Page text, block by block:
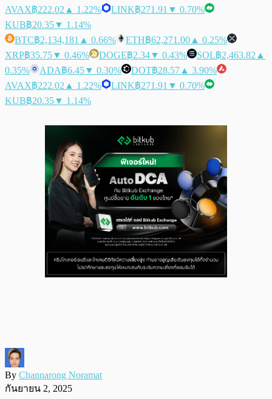
AVAX฿222.02 ▲ 1.22% LINK฿271.91 ▼ 0.70%
KUB฿20.35▼ 1.14%
BTC฿2,134,181 ▲ 0.66% ETH฿62,271.00 ▲ 0.25%
XRP฿35.75▼ 0.46% DOGE฿2.34▼ 0.43% SOL฿2,463.82 ▲
0.35%
ADA฿6.45▼ 0.30% DOT฿28.57 ▲ 3.90%
AVAX฿222.02 ▲ 1.22% LINK฿271.91 ▼ 0.70%
KUB฿20.35▼ 1.14%
By Channarong Noramat
กันยายน 2, 2025